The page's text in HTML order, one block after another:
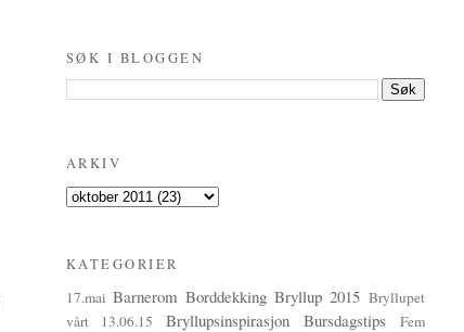
SØK I BLOGGEN
ARKIV
KATEGORIER
17.mai Barnerom Borddekking Bryllup 2015 Bryllupet
vårt 13.06.15
Bryllupsinspirasjon Bursdagstips
Fem